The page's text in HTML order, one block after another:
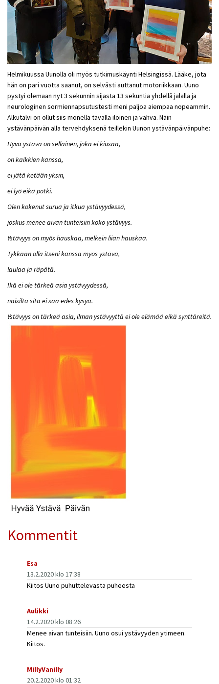
Helmikuussa Uunolla oli myös tutkimuskäynti Helsingissä. Lääke, jota
hän on pari vuotta saanut, on selvästi auttanut motoriikkaan. Uuno
pystyi olemaan nyt 3 sekunnin sijasta 13 sekuntia yhdellä jalalla ja
neurologinen sormiennapsutustesti meni paljoa aiempaa nopeammin.
Alkutalvi on ollut siis monella tavalla iloinen ja vahva. Näin
ystävänpäivän alla tervehdyksenä teillekin Uunon ystävänpäivänpuhe:
Hyvä ystävä on sellainen, joka ei kiusaa,
on kaikkien kanssa,
ei jätä ketään yksin,
ei lyö eikä potki.
Olen kokenut surua ja itkua ystävyydessä,
joskus menee aivan tunteisiin koko ystävyys.
Ystävyys on myös hauskaa, melkein liian hauskaa.
Tykkään olla itseni kanssa myös ystävä,
laulaa ja räpätä.
Ikä ei ole tärkeä asia ystävyydessä,
naisilta sitä ei saa edes kysyä.
Ystävyys on tärkeä asia, ilman ystävyyttä ei ole elämää eikä synttäreitä.
Kommentit
Esa
13.2.2020 klo 17:38
Kiitos Uuno puhuttelevasta puheesta
Aulikki
14.2.2020 klo 08:26
Menee aivan tunteisiin. Uuno osui ystävyyden ytimeen.
Kiitos.
MillyVanilly
20.2.2020 klo 01:32